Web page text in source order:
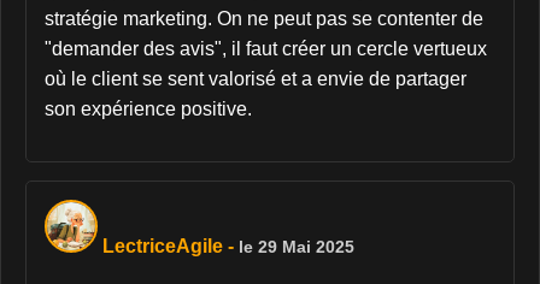
stratégie marketing. On ne peut pas se contenter de
"demander des avis", il faut créer un cercle vertueux
où le client se sent valorisé et a envie de partager
son expérience positive.
LectriceAgile - le 29 Mai 2025